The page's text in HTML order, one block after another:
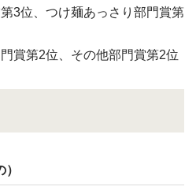
3位、つけ麺あっさり部門賞第
賞第2位、その他部門賞第2位